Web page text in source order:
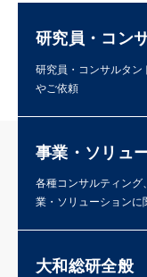
研究員・コン
研究員・コンサルタン
やご依頼
事業・ソリュ
各種コンサルティング
業・ソリューションに
大和総研全般